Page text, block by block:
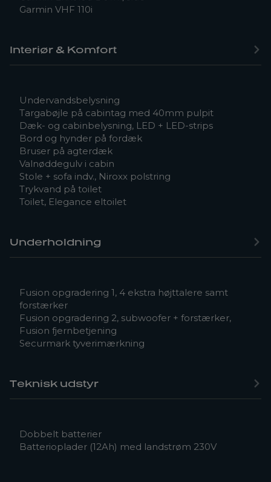
Garmin VHF 110i
Interiør & Komfort
Undervandsbelysning
Targabøjle på cabintag med 40mm pulpit
Dæk- og cabinbelysning, LED + LED-strips
Bord og hynder på fordæk
Bruser på agterdæk
Valnøddegulv i cabin
Stole + sofa indv., Niroxx polstring
Trykvand på toilet
Toilet, Elegance eltoilet
Underholdning
Fusion opgradering 1, 4 ekstra højttalere samt
forstærker
Fusion opgradering 2, subwoofer + forstærker,
Fusion fjernbetjening
Securmark tyverimærkning
Teknisk udstyr
Dobbelt batterier
Batterioplader (12Ah) med landstrøm 230V